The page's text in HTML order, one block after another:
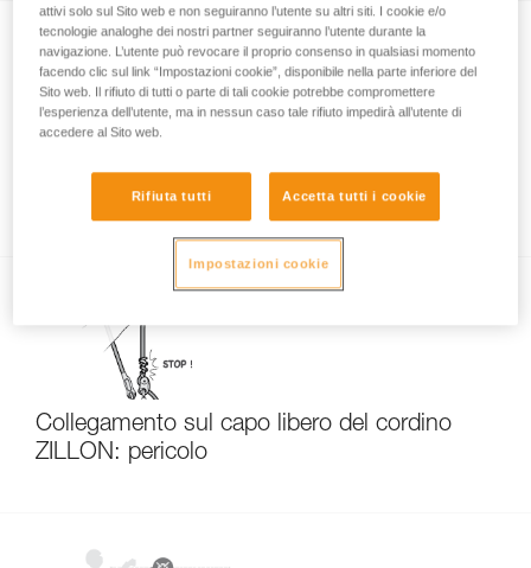
Torsione della catena dello ZIGZAG e del
Collegamento sul capo libero del cordino
ZILLON: pericolo
attivi solo sul Sito web e non seguiranno l’utente su altri siti. I cookie e/o
tecnologie analoghe dei nostri partner seguiranno l’utente durante la
navigazione. L’utente può revocare il proprio consenso in qualsiasi momento
facendo clic sul link “Impostazioni cookie”, disponibile nella parte inferiore del
Sito web. Il rifiuto di tutti o parte di tali cookie potrebbe compromettere
l’esperienza dell’utente, ma in nessun caso tale rifiuto impedirà all’utente di
accedere al Sito web.
Rifiuta tutti Accetta tutti i cookie
Impostazioni cookie